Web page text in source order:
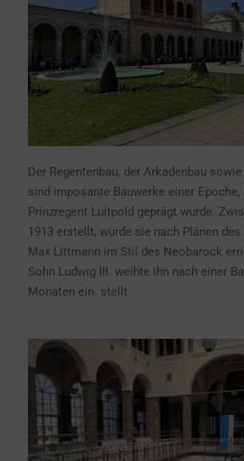
Der Regentenbau, der Arkadenbau
sind imposante Bauwerke einer Epoche,
Prinzregent Luitpold geprägt wurde.
1913 erstellt, wurde sie nach Plänen
Max Littmann im Stil des Neobarock
Sohn Ludwig III. weihte ihn nach einer
Monaten ein. stellt